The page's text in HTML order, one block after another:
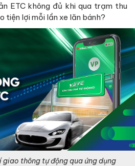
ETC không đủ khi qua trạm thu
tiện lợi mỗi lần xe lăn bánh?
thông tự động qua ứng dụng